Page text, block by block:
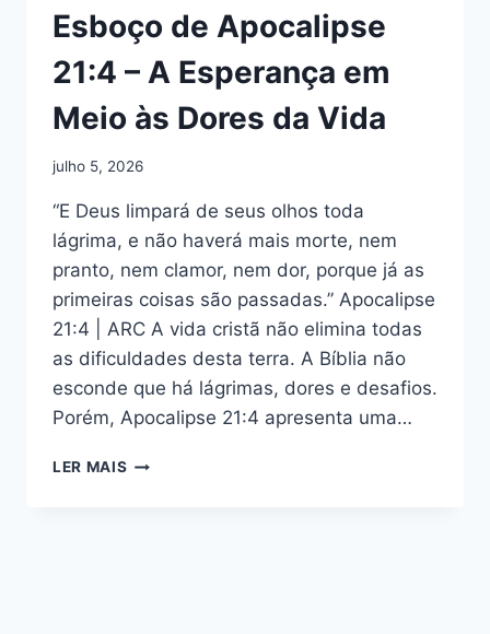
Esboço de Apocalipse
21:4 – A Esperança em
Meio às Dores da Vida
julho 5, 2026
“E Deus limpará de seus olhos toda
lágrima, e não haverá mais morte, nem
pranto, nem clamor, nem dor, porque já as
primeiras coisas são passadas.” Apocalipse
21:4 | ARC A vida cristã não elimina todas
as dificuldades desta terra. A Bíblia não
esconde que há lágrimas, dores e desafios.
Porém, Apocalipse 21:4 apresenta uma…
LER MAIS ESBOÇO